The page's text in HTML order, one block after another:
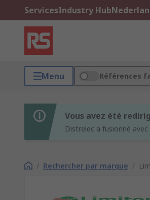
ServicesIndustry Hub
Menu Références
Vous avez été
Distrelec a fusionné
/ Rechercher par marque /